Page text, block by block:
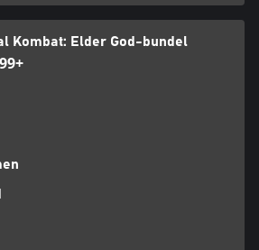
Kombat: Elder God-bundel